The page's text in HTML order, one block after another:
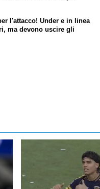
l'attacco! Under e in linea
ma devono uscire gli